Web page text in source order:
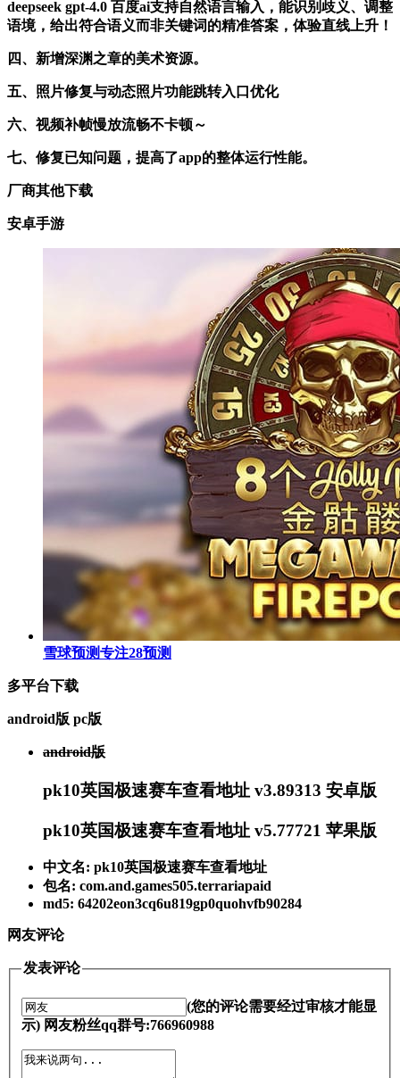
deepseek gpt-4.0 百度ai支持自然语言输入，能识别歧义、调整
语境，给出符合语义而非关键词的精准答案，体验直线上升！
四、新增深渊之章的美术资源。
五、照片修复与动态照片功能跳转入口优化
六、视频补帧慢放流畅不卡顿～
七、修复已知问题，提高了app的整体运行性能。
厂商其他下载
安卓手游
雪球预测专注28预测
多平台下载
android版 pc版
android版
pk10英国极速赛车查看地址 v3.89313 安卓版
pk10英国极速赛车查看地址 v5.77721 苹果版
中文名: pk10英国极速赛车查看地址
包名: com.and.games505.terrariapaid
md5: 64202eon3cq6u819gp0quohvfb90284
网友评论
发表评论
(您的评论需要经过审核才能显
示) 网友粉丝qq群号:766960988